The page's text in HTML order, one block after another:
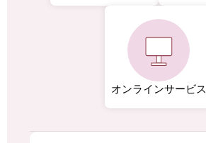
オンラインサービス